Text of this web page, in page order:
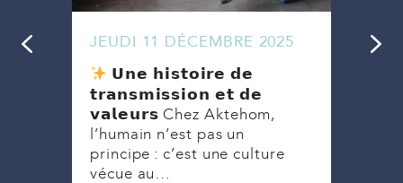
JEUDI 11 DÉCEMBRE 2025
𝗨𝗻𝗲 𝗵𝗶𝘀𝘁𝗼𝗶𝗿𝗲 𝗱𝗲
𝘁𝗿𝗮𝗻𝘀𝗺𝗶𝘀𝘀𝗶𝗼𝗻 𝗲𝘁 𝗱𝗲
𝘃𝗮𝗹𝗲𝘂𝗿𝘀 Chez Aktehom,
l’humain n’est pas un
principe : c’est une culture
vécue au…